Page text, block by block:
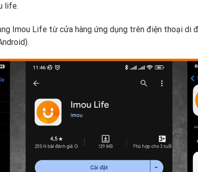
life.
Imou Life từ cửa hàng ứng dụng trên điện thoại di